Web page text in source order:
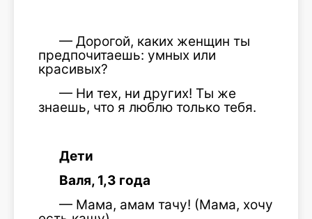
— Дорогой, каких женщин ты
предпочитаешь: умных или
красивых?
— Ни тех, ни других! Ты же
знаешь, что я люблю только тебя.
Дети
Валя, 1,3 года
— Мама, амам тачу! (Мама, хочу